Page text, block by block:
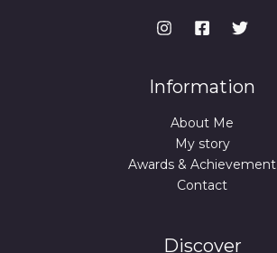
Information
About Me
My story
Awards & Achievement
Contact
Discover